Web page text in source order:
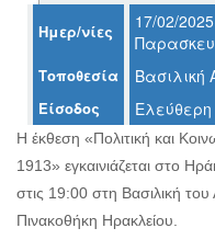
Αρχείο
ΤΟΠΟΣ
ΜΑΣ
ΔΗΜΟΣ
Ημερ/νίες
17/02/
Τοποθεσία Βασιλική
Είσοδος Ελεύθερη
Η έκθεση «Πολιτική και
1913» εγκαινιάζεται στο
στις 19:00 στη Βασιλική
Πινακοθήκη Ηρακλείου.